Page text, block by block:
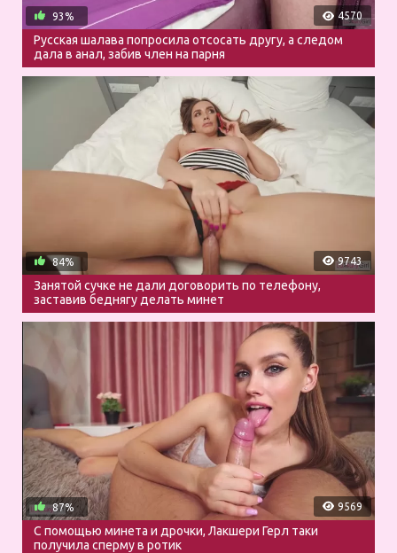
4570
93%
Русская шалава попросила отсосать другу, а следом
дала в анал, забив член на парня
9743
84%
Занятой сучке не дали договорить по телефону,
заставив беднягу делать минет
9569
87%
С помощью минета и дрочки, Лакшери Герл таки
получила сперму в ротик